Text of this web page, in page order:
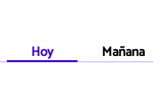
Hoy Mañana